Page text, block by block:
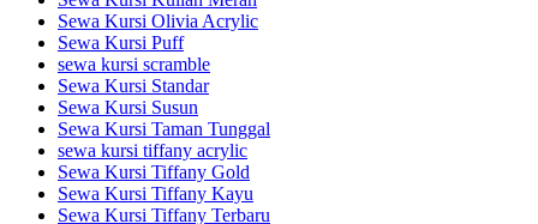
Sewa Kursi Olivia Acrylic
Sewa Kursi Puff
sewa kursi scramble
Sewa Kursi Standar
Sewa Kursi Susun
Sewa Kursi Taman Tunggal
sewa kursi tiffany acrylic
Sewa Kursi Tiffany Gold
Sewa Kursi Tiffany Kayu
Sewa Kursi Tiffany Terbaru